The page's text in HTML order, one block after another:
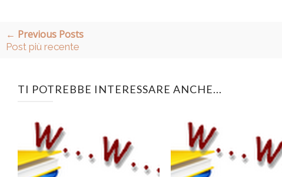
← Previous Posts
Post più recente
TI POTREBBE INTERESSARE ANCHE...